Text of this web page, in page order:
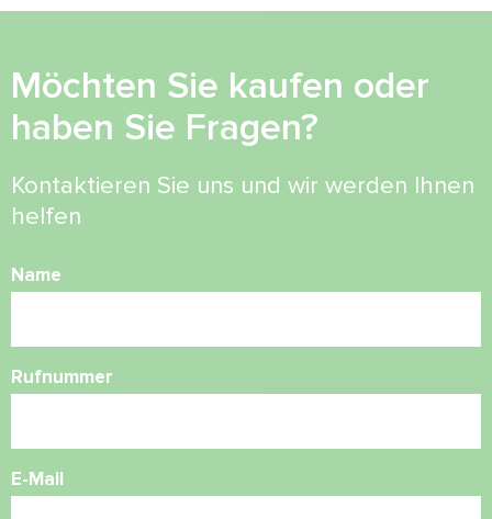
Möchten Sie kaufen oder
haben Sie Fragen?
Kontaktieren Sie uns und wir werden Ihnen
helfen
Name
Rufnummer
E-Mail